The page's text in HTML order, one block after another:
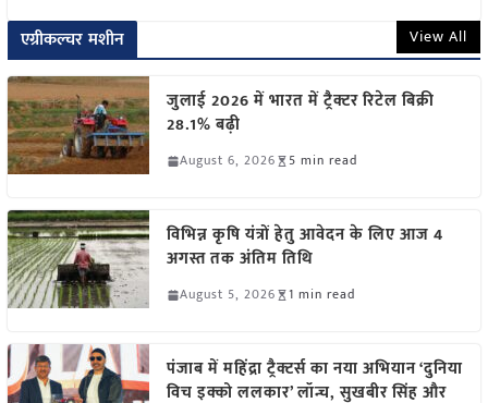
एग्रीकल्चर मशीन View All
जुलाई 2026 में भारत में ट्रैक्टर रिटेल बिक्री
28.1% बढ़ी
August 6, 2026 5 min read
विभिन्न कृषि यंत्रों हेतु आवेदन के लिए आज 4
अगस्त तक अंतिम तिथि
August 5, 2026 1 min read
पंजाब में महिंद्रा ट्रैक्टर्स का नया अभियान ‘दुनिया
विच इक्को ललकार’ लॉन्च, सुखबीर सिंह और